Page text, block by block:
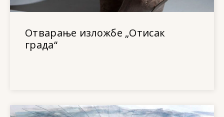
Отварање изложбе „Отисак
града“